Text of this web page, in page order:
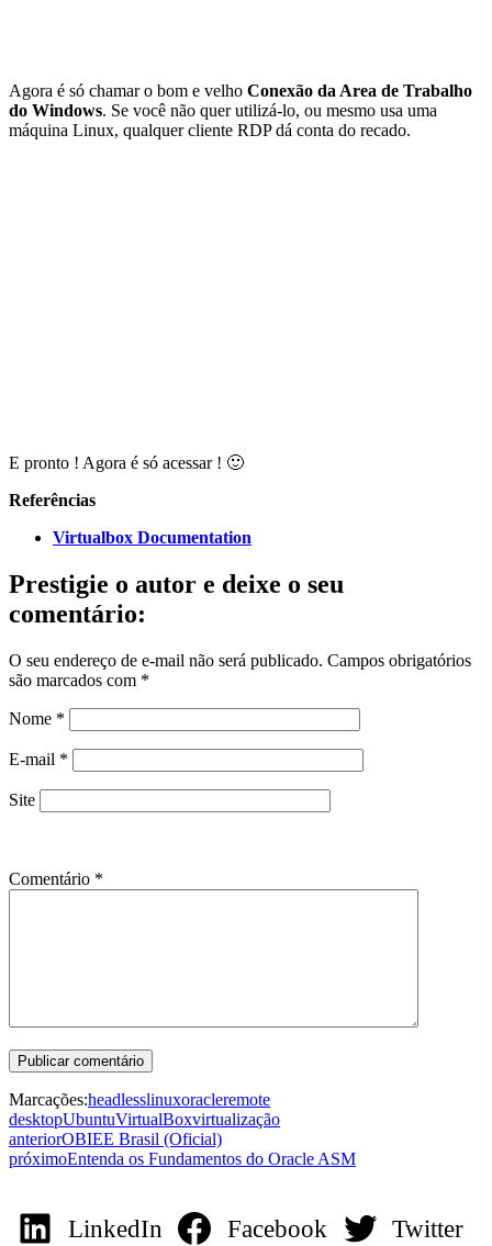
Agora é só chamar o bom e velho Conexão da Area de Trabalho
do Windows. Se você não quer utilizá-lo, ou mesmo usa uma
máquina Linux, qualquer cliente RDP dá conta do recado.
E pronto ! Agora é só acessar ! 🙂
Referências
Virtualbox Documentation
Prestigie o autor e deixe o seu
comentário:
O seu endereço de e-mail não será publicado. Campos obrigatórios
são marcados com *
Nome *
E-mail *
Site
Comentário *
Marcações:headlesslinuxoracleremote
desktopUbuntuVirtualBoxvirtualização
anteriorOBIEE Brasil (Oficial)
próximoEntenda os Fundamentos do Oracle ASM
LinkedIn Facebook Twitter